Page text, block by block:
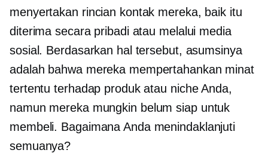
menyertakan rincian kontak mereka, baik itu
diterima secara pribadi atau melalui media
sosial. Berdasarkan hal tersebut, asumsinya
adalah bahwa mereka mempertahankan minat
tertentu terhadap produk atau niche Anda,
namun mereka mungkin belum siap untuk
membeli. Bagaimana Anda menindaklanjuti
semuanya?